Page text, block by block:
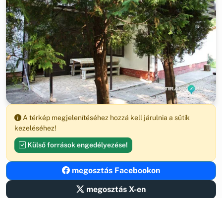
A térkép megjelenítéséhez hozzá kell járulnia a sütik
kezeléséhez!
Külső források engedélyezése!
megosztás Facebookon
megosztás X-en